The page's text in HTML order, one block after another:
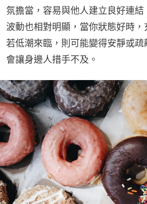
氛擔當，容易與他人建立良好連
波動也相對明顯，當你狀態好時，
若低潮來臨，則可能變得安靜或
會讓身邊人措手不及。